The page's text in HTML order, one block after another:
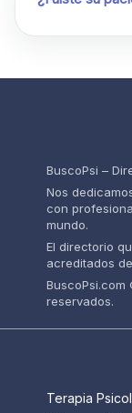
BuscoPsi –
Nos
con
mundo.
El directorio
acreditados
reservados.
Terapia